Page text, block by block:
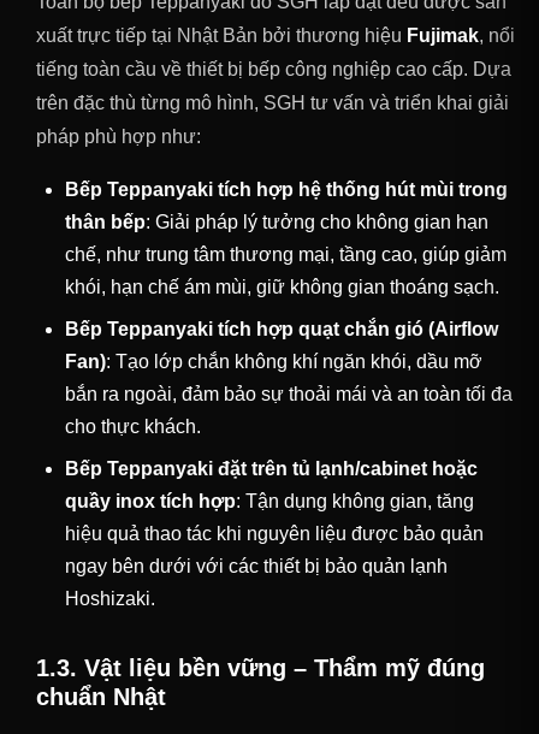
xuất trực tiếp tại Nhật Bản bởi thương hiệu Fujimak, nổi
tiếng toàn cầu về thiết bị bếp công nghiệp cao cấp. Dựa
trên đặc thù từng mô hình, SGH tư vấn và triển khai giải
pháp phù hợp như:
Bếp Teppanyaki tích hợp hệ thống hút mùi trong
thân bếp: Giải pháp lý tưởng cho không gian hạn
chế, như trung tâm thương mại, tầng cao, giúp giảm
khói, hạn chế ám mùi, giữ không gian thoáng sạch.
Bếp Teppanyaki tích hợp quạt chắn gió (Airflow
Fan): Tạo lớp chắn không khí ngăn khói, dầu mỡ
bắn ra ngoài, đảm bảo sự thoải mái và an toàn tối đa
cho thực khách.
Bếp Teppanyaki đặt trên tủ lạnh/cabinet hoặc
quầy inox tích hợp: Tận dụng không gian, tăng
hiệu quả thao tác khi nguyên liệu được bảo quản
ngay bên dưới với các thiết bị bảo quản lạnh
Hoshizaki.
1.3. Vật liệu bền vững – Thẩm mỹ đúng
chuẩn Nhật